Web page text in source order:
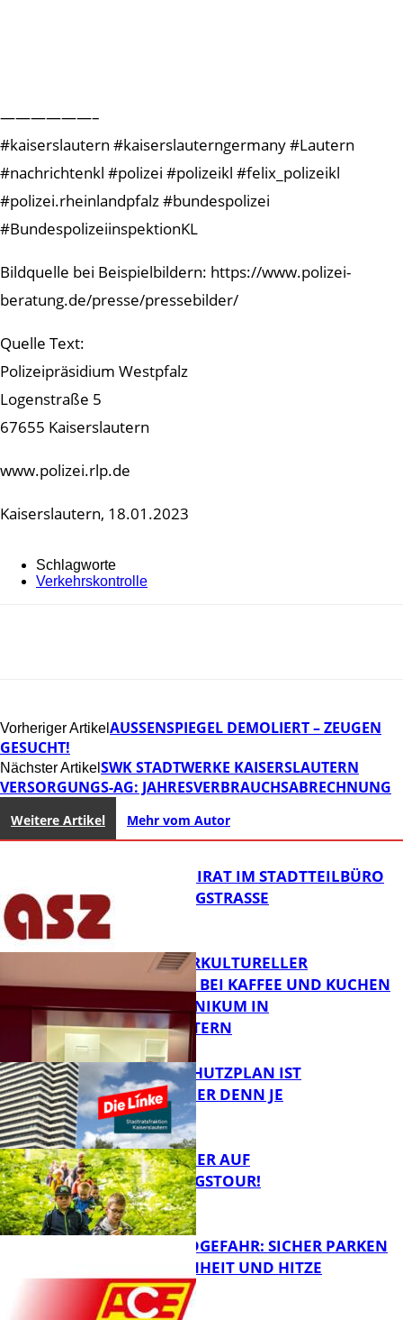
——————–
#kaiserslautern #kaiserslauterngermany #Lautern
#nachrichtenkl #polizei #polizeikl #felix_polizeikl
#polizei.rheinlandpfalz #bundespolizei
#BundespolizeiinspektionKL
Bildquelle bei Beispielbildern: https://www.polizei-
beratung.de/presse/pressebilder/
Quelle Text:
Polizeipräsidium Westpfalz
Logenstraße 5
67655 Kaiserslautern
www.polizei.rlp.de
Kaiserslautern, 18.01.2023
Schlagworte
Verkehrskontrolle
Vorheriger Artikel AUSSENSPIEGEL DEMOLIERT – ZEUGEN G
ESUCHT!
Nächster Artikel SWK STADTWERKE KAISERSLAUTERN
VERSORGUNGS-AG: JAHRESVERBRAUCHSABRECHNUNG
Weitere Artikel Mehr vom Autor
FB News
SENIORENBEIRAT IM STADTTEILBÜRO
IN DER KÖNIGSTRASSE
FB Gesundheit
NEUER INTERKULTURELLER
TREFFPUNKT BEI KAFFEE UND KUCHEN
IM PFALZKLINIKUM IN
KAISERSLAUTERN
FB News
EIN HITZESCHUTZPLAN IST
NOTWENDIGER DENN JE
MIT DEM JÄGER AUF
ENTDECKUNGSTOUR!
WALDBRANDGEFAHR: SICHER PARKEN
BEI TROCKENHEIT UND HITZE